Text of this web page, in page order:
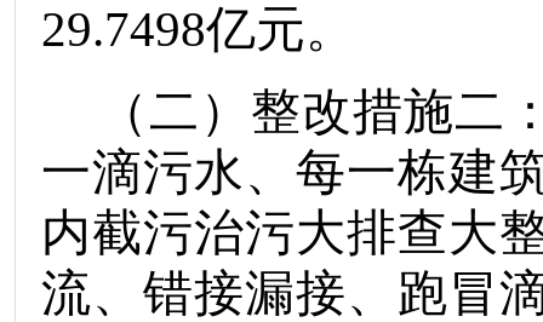
29.7498亿元。
（二）整改措施二
一滴污水、每一栋建
内截污治污大排查大
流、错接漏接、跑冒